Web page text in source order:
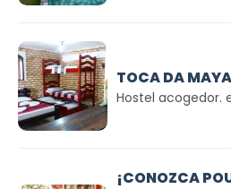
TOCA DA MAYA
Hostel acogedor.
¡CONOZCA